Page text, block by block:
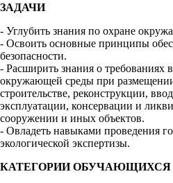
ЗАДАЧИ
- Углубить знания по охране
- Освоить основные принципы
безопасности.
- Расширить знания о требованиях
окружающей среды при
строительстве, реконструкции,
эксплуатации, консервации и
сооружении и иных объектов.
- Овладеть навыками проведения
экологической экспертизы.
КАТЕГОРИИ ОБУЧАЮЩИХСЯ